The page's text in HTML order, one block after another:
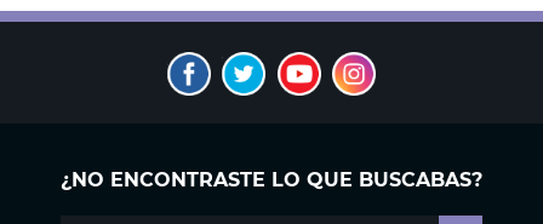
¿NO ENCONTRASTE LO QUE BUSCABAS?